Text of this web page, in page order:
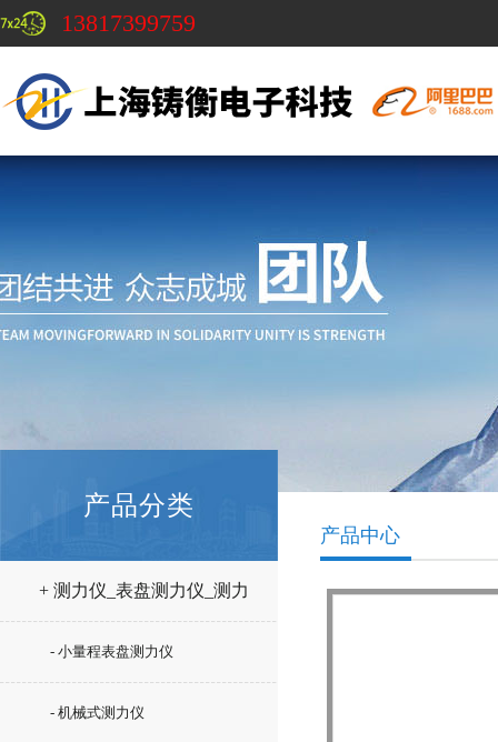
13817399759
产品分类
+ 测力仪_表盘测力仪_测力
- 小量程表盘测力仪
- 机械式测力仪
产品中心